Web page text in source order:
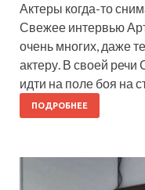
Актеры когда-то
Свежее интервью
очень многих, даже
актеру. В своей речи
идти на поле боя на
ПОДРОБНЕЕ